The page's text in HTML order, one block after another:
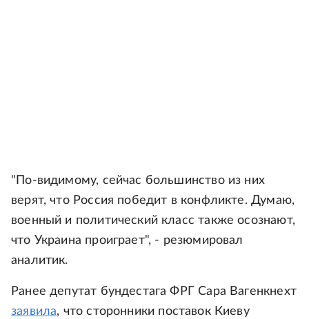
"По-видимому, сейчас большинство из них
верят, что Россия победит в конфликте. Думаю,
военный и политический класс также осознают,
что Украина проиграет", - резюмировал
аналитик.
Ранее депутат бундестага ФРГ Сара Вагенкнехт
заявила, что сторонники поставок Киеву